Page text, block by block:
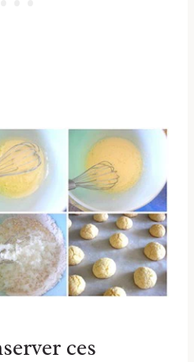
ces